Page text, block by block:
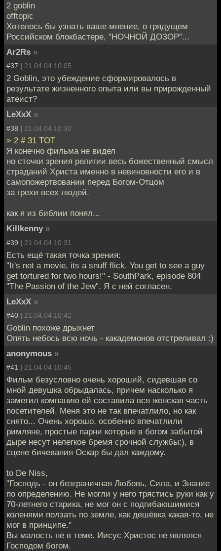
2 goblin
offtopic
Хотелось бы узнать ваше мнение, о грядущем
Российском блокбастере, "НОЧНОЙ ДОЗОР"...
Ar2Rs »
#37 | 21.04.04 10:05
2 Goblin, это убеждение сформировалось в
результате жизненного опыта или вы прирожденный
атеист?
LeXxX »
#38 | 21.04.04 10:30
> 2 # 31 TOT
Я конечно фильма не видел
но сточки зрения религии весь божественный смысл
страданий Христа именно в невиновности его и в
самопожертвовании перед Богом-Отцом
за грехи всех людей.
как я из библии понял...
Killkenny »
#39 | 21.04.04 10:31
Есть ещё такая точка зрения:
"It's not a movie, its a snuff flick. You get to see a guy
get tortured for two hours!" - SouthPark, episode 804
"The Passion of the Jew". Я с ней согласен.
LeXxX »
#40 | 21.04.04 10:42
Goblin похоже дрыхнет
Опять небось всю ночь - какадемонов отстреливал :)
anonymous »
#41 | 21.04.04 10:45
Фильм безусловно очень хороший, сидевшая со
мной девушка обрыдалась, причем насколько я
заметил компанию ей составила вся женская часть
посетителей. Меня это не так впечатлило, но как
снято... Очень хорошо, особенно впечатлили
римляне, простые парни которые в богом забытой
дыре несут нелегкое бремя срочной службы:), в
сцене бичевания Оскар бы дал каждому.
to De Niss,
"Господь - он безграничная Любовь, Сила, и Знание
по определению. Не могли у него трястись руки как у
70-летнего старика, не мог он с подгибаюшимися
коленями ползать по земле, как дешёвка какая-то, не
мог в принципе."
Вы малость не в теме. Иисус Христос не являлся
Господом богом.